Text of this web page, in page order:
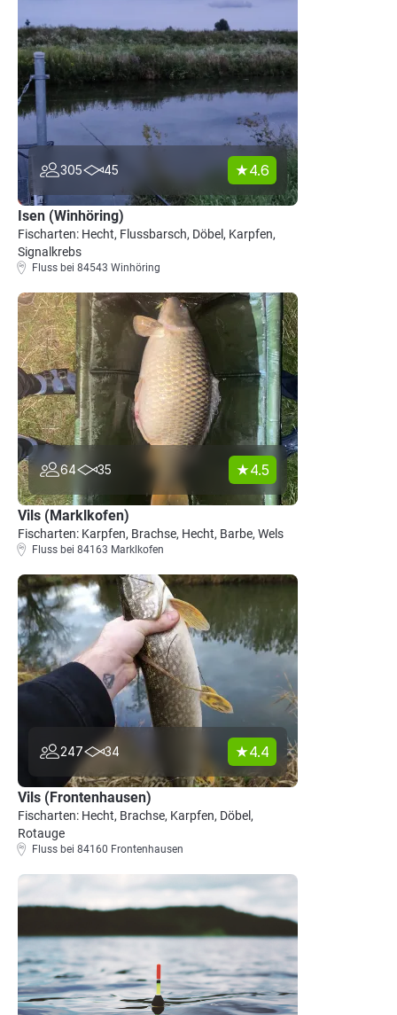
305 45 4.6
Isen (Winhöring)
Fischarten: Hecht, Flussbarsch, Döbel, Karpfen,
Signalkrebs
Fluss bei 84543 Winhöring
64 35 4.5
Vils (Marklkofen)
Fischarten: Karpfen, Brachse, Hecht, Barbe, Wels
Fluss bei 84163 Marklkofen
247 34 4.4
Vils (Frontenhausen)
Fischarten: Hecht, Brachse, Karpfen, Döbel,
Rotauge
Fluss bei 84160 Frontenhausen